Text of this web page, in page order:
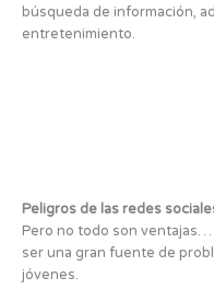
búsqueda de información,
entretenimiento.
Peligros de las redes
Pero no todo son
ser una gran fuente de
jóvenes.